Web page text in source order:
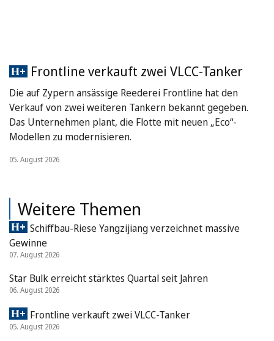
Frontline verkauft zwei VLCC-Tanker
Die auf Zypern ansässige Reederei Frontline hat den
Verkauf von zwei weiteren Tankern bekannt gegeben.
Das Unternehmen plant, die Flotte mit neuen „Eco“-
Modellen zu modernisieren.
05. August 2026
Weitere Themen
Schiffbau-Riese Yangzijiang verzeichnet massive
Gewinne
07. August 2026
Star Bulk erreicht stärktes Quartal seit Jahren
06. August 2026
Frontline verkauft zwei VLCC-Tanker
05. August 2026